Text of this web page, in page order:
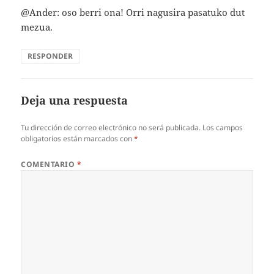
@Ander: oso berri ona! Orri nagusira pasatuko dut
mezua.
RESPONDER
Deja una respuesta
Tu dirección de correo electrónico no será publicada. Los campos
obligatorios están marcados con*
COMENTARIO *